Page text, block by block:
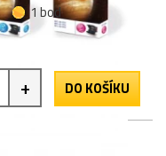
1 bod
+ DO KOŠÍKU